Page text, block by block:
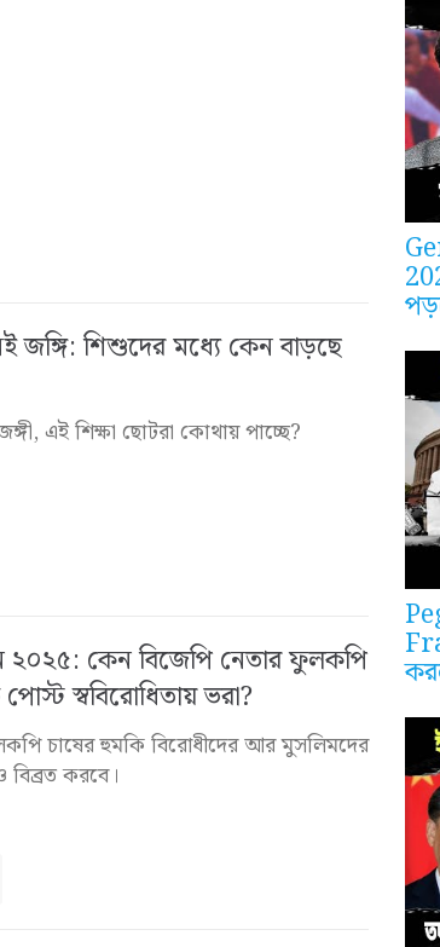
জঙ্গি: শিশুদের মধ্যে কেন বাড়ছে
এই শিক্ষা ছোটরা কোথায় পাচ্ছে?
২০২৫: কেন বিজেপি নেতার ফুলকপি
স্ববিরোধিতায় ভরা?
চাষের হুমকি বিরোধীদের আর মুসলিমদের
বিব্রত করবে।